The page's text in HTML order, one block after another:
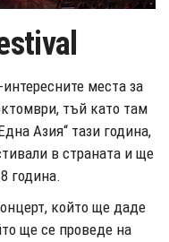
места за
тъй като там
Азия“ тази година,
в страната и ще
година.
който ще даде
ще се проведе на